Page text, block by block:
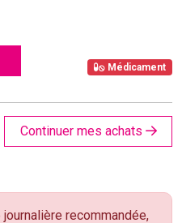
Médicament
Continuer mes achats
recommandée,